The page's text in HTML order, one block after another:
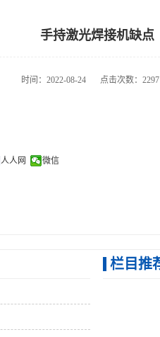
手持激光焊接机缺点
时间：2022-08-24 点击次数：2297
人人网 微信
栏目推